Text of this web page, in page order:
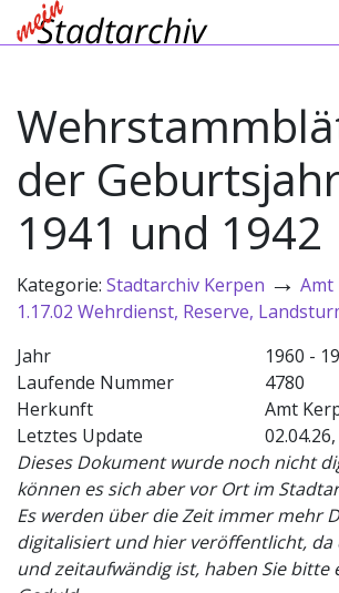
der
1941 und 1942
Kategorie: Stadtarchiv Kerpen → Amt
1.17.02 Wehrdienst, Reserve,
Jahr
1960 -
Laufende Nummer
4780
Herkunft
Amt
Letztes Update
Dieses Dokument wurde noch nicht
können es sich aber vor Ort im
Es werden über die Zeit immer mehr
digitalisiert und hier veröffentlicht, da
und zeitaufwändig ist, haben Sie bitte